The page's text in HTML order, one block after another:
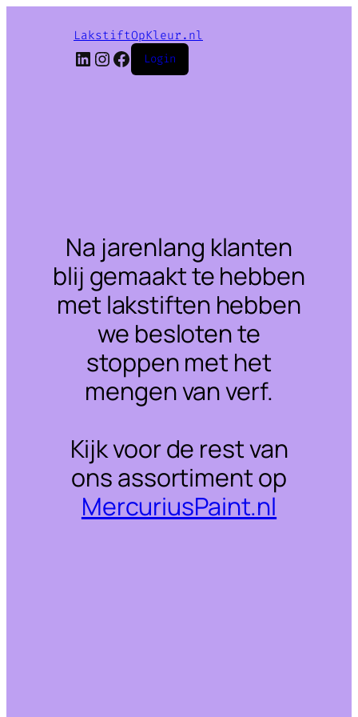
LakstiftOpKleur.nl
LinkedIn
Instagram
Facebook
Login
Na jarenlang klanten
blij gemaakt te hebben
met lakstiften hebben
we besloten te
stoppen met het
mengen van verf.
Kijk voor de rest van
ons assortiment op
MercuriusPaint.nl